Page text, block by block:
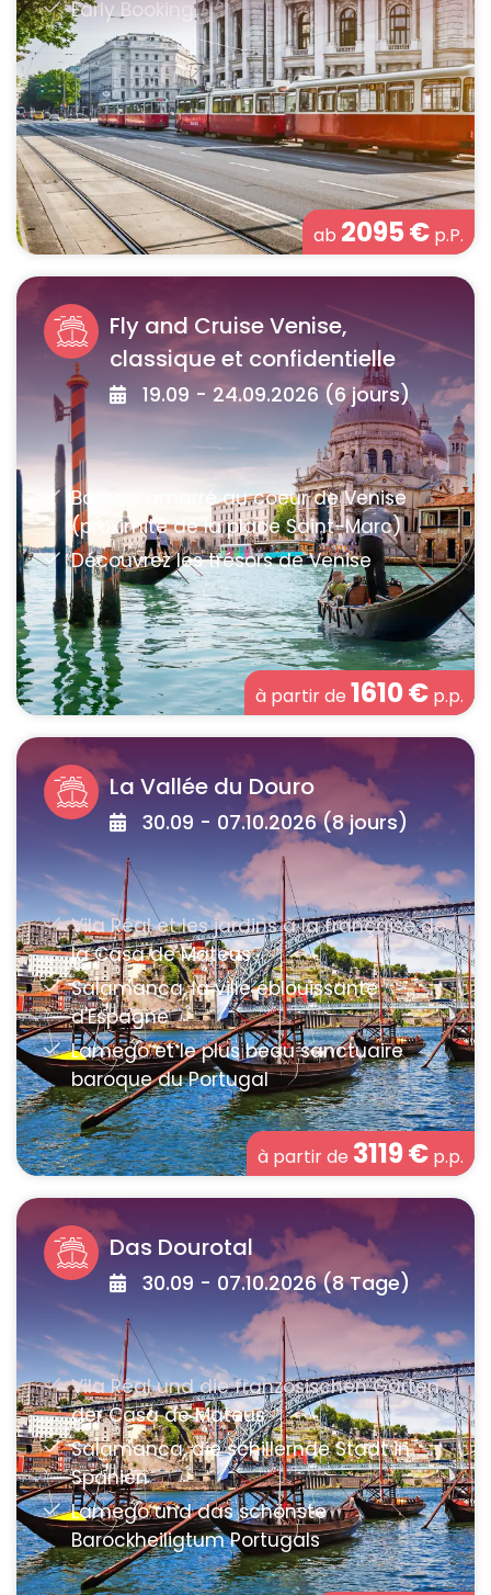
ab 2095€ p.P.
Fly and Cruise Venise,
classique et confidentielle
19.09 - 24.09.2026 (6 jours)
à partir de 1610€ p.p.
La Vallée du Douro
30.09 - 07.10.2026 (8 jours)
à partir de 3119€ p.p.
Das Dourotal
30.09 - 07.10.2026 (8 Tage)